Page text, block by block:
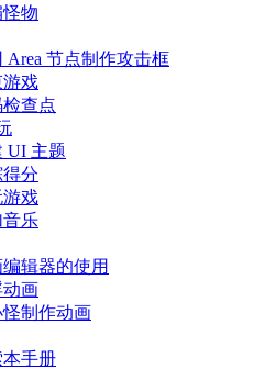
物
Area 节点制作攻击框
戏
查点
UI 主题
分
戏
乐
辑器的使用
画
怪制作动画
手册